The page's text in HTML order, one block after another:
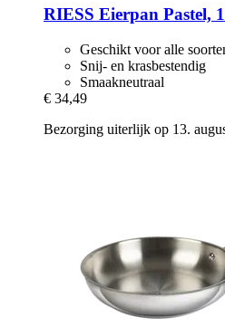
RIESS Eierpan Pastel,
Geschikt voor alle
Snij- en krasbestendig
Smaakneutraal
€ 34,49
Bezorging uiterlijk op 13.